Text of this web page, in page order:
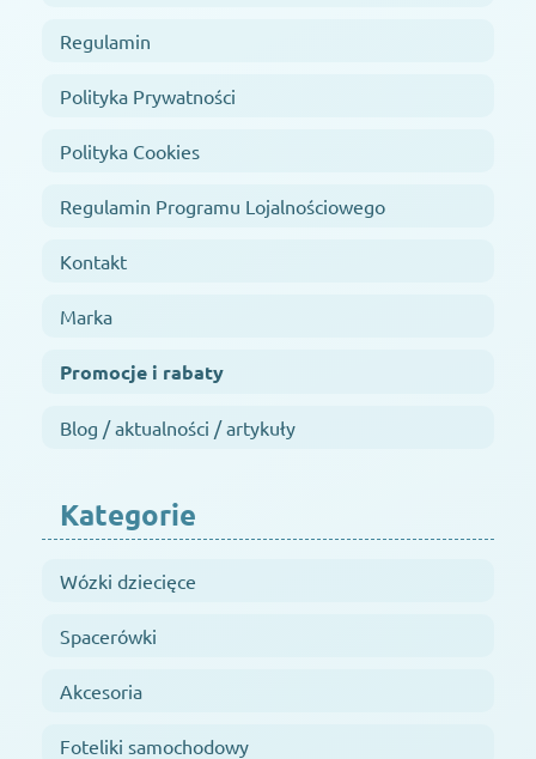
Regulamin
Polityka Prywatności
Polityka Cookies
Regulamin Programu Lojalnościowego
Kontakt
Marka
Promocje i rabaty
Blog / aktualności / artykuły
Kategorie
Wózki dziecięce
Spacerówki
Akcesoria
Foteliki samochodowy